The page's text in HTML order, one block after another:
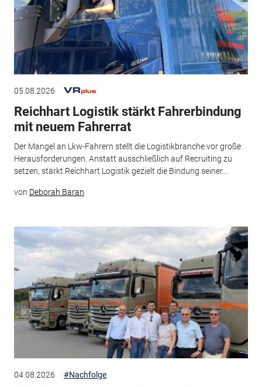
05.08.2026
Reichhart Logistik stärkt Fahrerbindung
mit neuem Fahrerrat
Der Mangel an Lkw-Fahrern stellt die Logistikbranche vor große
Herausforderungen. Anstatt ausschließlich auf Recruiting zu
setzen, stärkt Reichhart Logistik gezielt die Bindung seiner...
von Deborah Baran
04.08.2026 #Nachfolge